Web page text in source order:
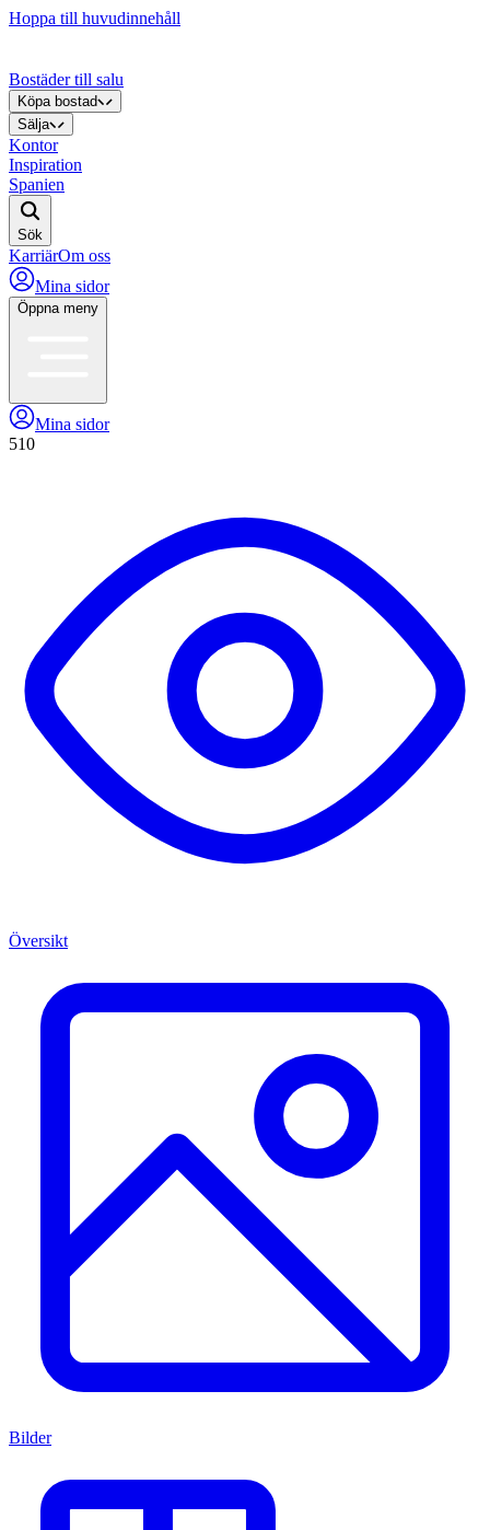
Hoppa till huvudinnehåll
Bostäder till salu
Köpa bostad
Sälja
Kontor
Inspiration
Spanien
Sök
KarriärOm oss
Mina sidor
Öppna meny
Mina sidor
510
Översikt
Bilder